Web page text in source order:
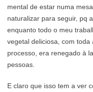
mental de estar numa
naturalizar para seguir, pq
enquanto todo o meu
vegetal deliciosa, com
processo, era renegado à
pessoas.
E claro que isso tem a ver